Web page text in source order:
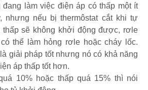
đang làm việc điện áp có thấp một ít
nhưng nếu bị thermôstat cắt khi tự
sẽ không khởi động được, rơle
thể làm hỏng rơle hoặc cháy lốc.
giải pháp tốt nhưng nó có khả năng
áp thấp tốt hơn.
10% hoặc thấp quá 15% thì nói